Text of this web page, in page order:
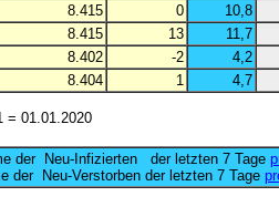
8.415 0
10,8
8.415 13
11,7
8.402 -2
4,2
8.404 1 4,7
= 01.01.2020
der Neu-Infizierten der letzten 7 Tage
Neu-Verstorben der letzten 7 Tage